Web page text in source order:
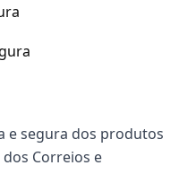
e segura dos produtos
Correios e